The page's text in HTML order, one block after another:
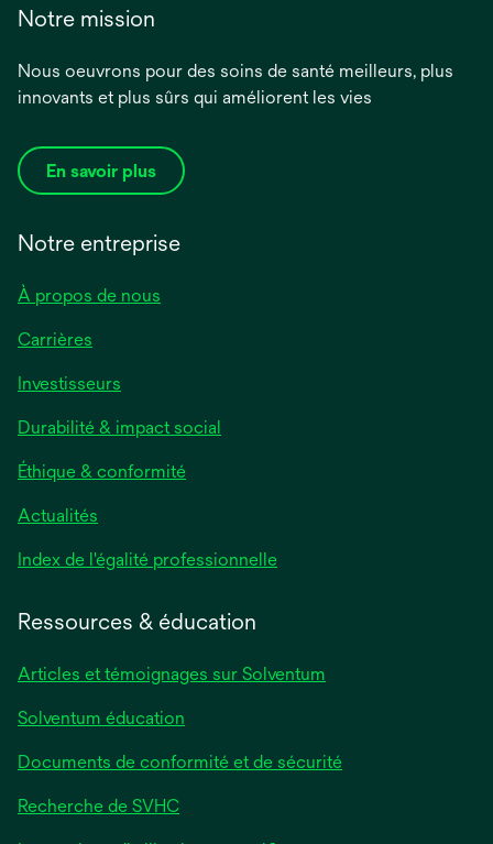
Notre mission
Nous oeuvrons pour des soins de santé meilleurs, plus
innovants et plus sûrs qui améliorent les vies
En savoir plus
Notre entreprise
À propos de nous
Carrières
Investisseurs
Durabilité & impact social
Éthique & conformité
Actualités
Index de l'égalité professionnelles’ouvre
onglet
Ressources & éducation
Articles et témoignages sur Solventum
Solventum éducation
Documents de conformité et de sécurité
Recherche de SVHC